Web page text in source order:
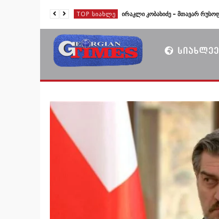
TOP ᲡᲘᲐᲮᲚᲔ
TOP ᲡᲘᲐᲮᲚᲔ
TOP ᲡᲘᲐᲮᲚᲔ
TOP ᲡᲘᲐᲮᲚᲔ